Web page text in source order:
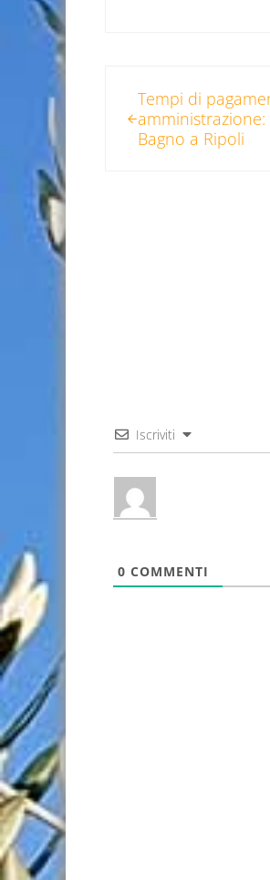
Tempi di
amministrazione:
Bagno a Ripoli
Iscriviti
0 COMMENTI